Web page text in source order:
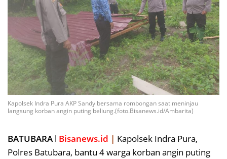
Kapolsek Indra Pura AKP Sandy bersama rombongan saat meninjau
langsung korban angin puting beliung.(foto.Bisanews.id/Ambarita)
BATUBARA l Bisanews.id | Kapolsek Indra Pura,
Polres Batubara, bantu 4 warga korban angin puting